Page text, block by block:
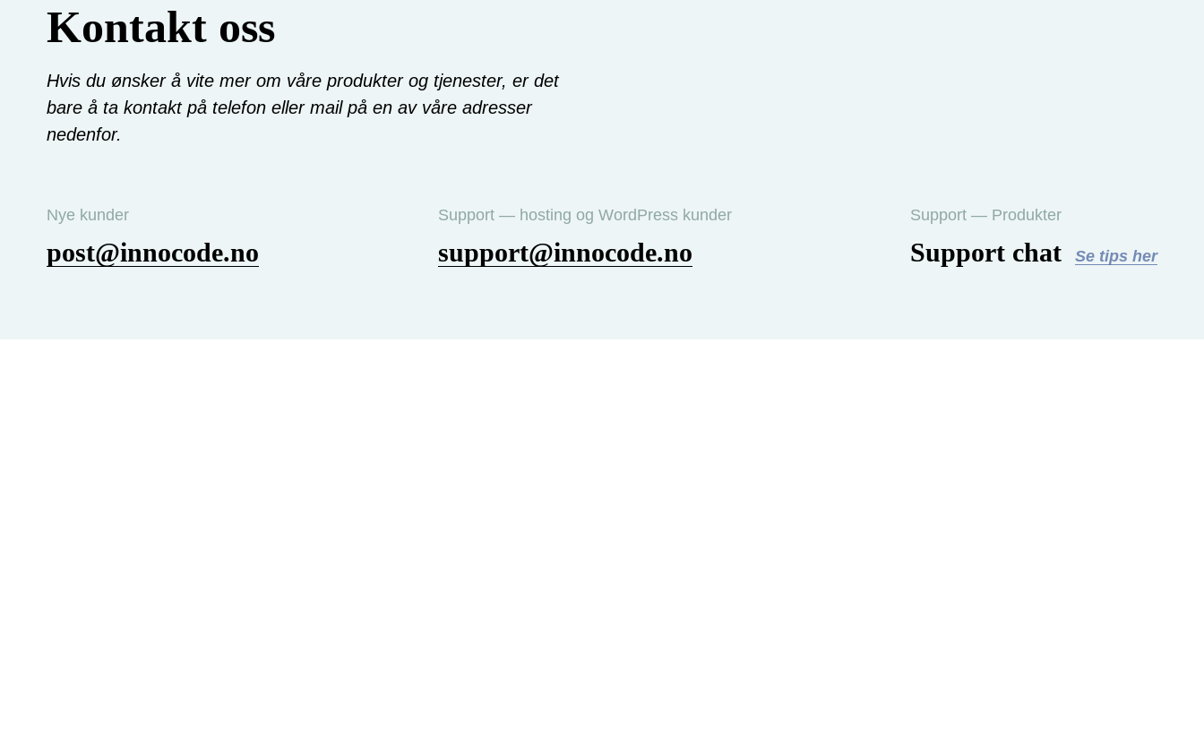
Kontakt oss
Hvis du ønsker å vite mer om våre produkter og tjenester, er det
bare å ta kontakt på telefon eller mail på en av våre adresser
nedenfor.
Nye kunder
post@innocode.no
Support — hosting og WordPress kunder
support@innocode.no
Support — Produkter
Support chat Se tips her